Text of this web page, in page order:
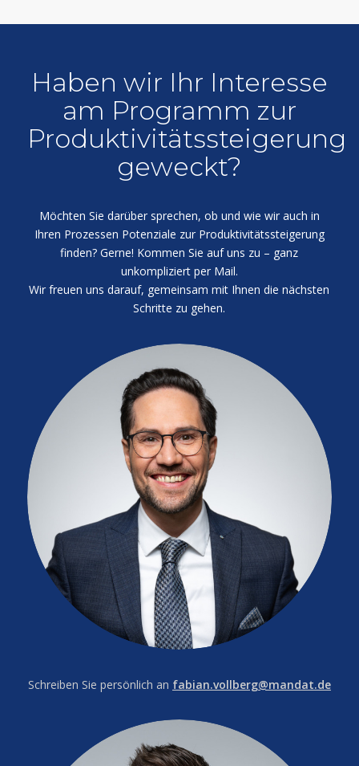
Haben wir Ihr Interesse
am Programm zur
Produktivitätssteigerung
geweckt?
Möchten Sie darüber sprechen, ob und wie wir auch in
Ihren Prozessen Potenziale zur Produktivitätssteigerung
finden? Gerne! Kommen Sie auf uns zu – ganz
unkompliziert per Mail.
Wir freuen uns darauf, gemeinsam mit Ihnen die nächsten
Schritte zu gehen.
Schreiben Sie persönlich an fabian.vollberg@mandat.de